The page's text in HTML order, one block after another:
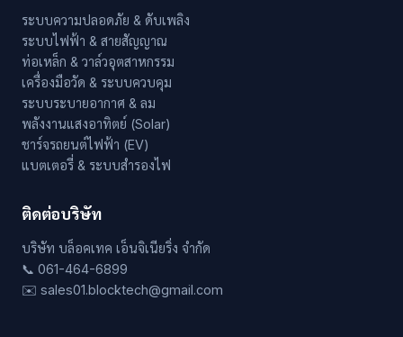
ระบบความปลอดภัย & ดับเพลิง
ระบบไฟฟ้า & สายสัญญาณ
ท่อเหล็ก & วาล์วอุตสาหกรรม
เครื่องมือวัด & ระบบควบคุม
ระบบระบายอากาศ & ลม
พลังงานแสงอาทิตย์ (Solar)
ชาร์จรถยนต์ไฟฟ้า (EV)
แบตเตอรี่ & ระบบสำรองไฟ
ติดต่อบริษัท
บริษัท บล็อคเทค เอ็นจิเนียริ่ง จำกัด
📞 061-464-6899
✉️ sales01.blocktech@gmail.com